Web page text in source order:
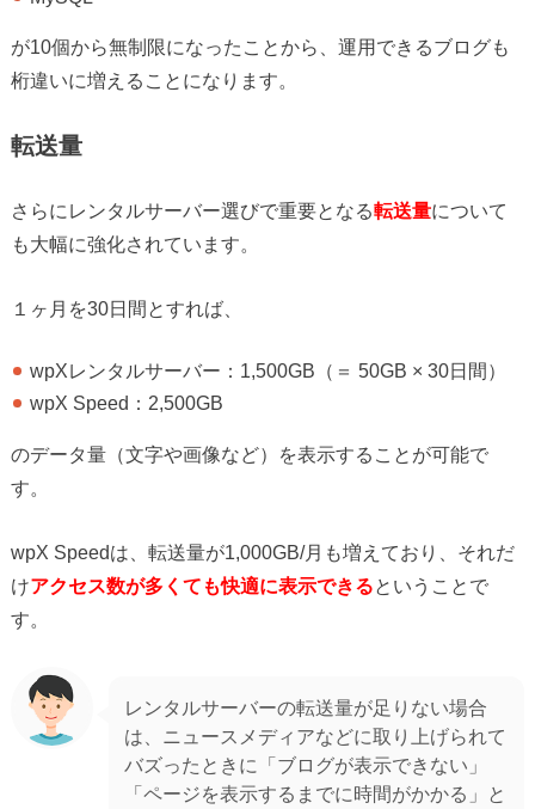
が10個から無制限になったことから、運用できるブログも
桁違いに増えることになります。
転送量
さらにレンタルサーバー選びで重要となる転送量について
も大幅に強化されています。
１ヶ月を30日間とすれば、
wpXレンタルサーバー：1,500GB（＝ 50GB × 30日間）
wpX Speed：2,500GB
のデータ量（文字や画像など）を表示することが可能で
す。
wpX Speedは、転送量が1,000GB/月も増えており、それだ
けアクセス数が多くても快適に表示できるということで
す。
レンタルサーバーの転送量が足りない場合
は、ニュースメディアなどに取り上げられて
バズったときに「ブログが表示できない」
「ページを表示するまでに時間がかかる」と